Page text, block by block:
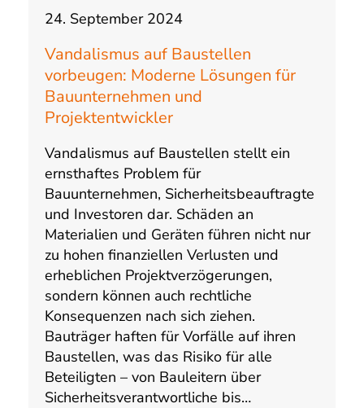
24. September 2024
Vandalismus auf Baustellen
vorbeugen: Moderne Lösungen für
Bauunternehmen und
Projektentwickler
Vandalismus auf Baustellen stellt ein
ernsthaftes Problem für
Bauunternehmen, Sicherheitsbeauftragte
und Investoren dar. Schäden an
Materialien und Geräten führen nicht nur
zu hohen finanziellen Verlusten und
erheblichen Projektverzögerungen,
sondern können auch rechtliche
Konsequenzen nach sich ziehen.
Bauträger haften für Vorfälle auf ihren
Baustellen, was das Risiko für alle
Beteiligten – von Bauleitern über
Sicherheitsverantwortliche bis…